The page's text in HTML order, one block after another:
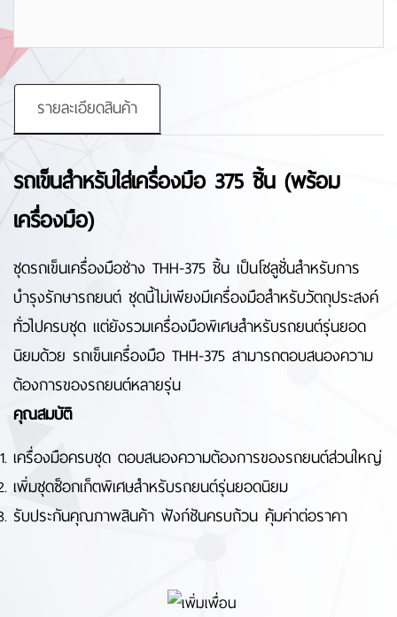
รายละเอียดสินค้า
รถเข็นสำหรับใส่เครื่องมือ 375 ชิ้น (พร้อม
เครื่องมือ)
ชุดรถเข็นเครื่องมือช่าง THH-375 ชิ้น เป็นโซลูชั่นสำหรับการ
บำรุงรักษารถยนต์ ชุดนี้ไม่เพียงมีเครื่องมือสำหรับวัตถุประสงค์
ทั่วไปครบชุด แต่ยังรวมเครื่องมือพิเศษสำหรับรถยนต์รุ่นยอด
นิยมด้วย รถเข็นเครื่องมือ THH-375 สามารถตอบสนองความ
ต้องการของรถยนต์หลายรุ่น
คุณสมบัติ
เครื่องมือครบชุด ตอบสนองความต้องการของรถยนต์ส่วนใหญ่
เพิ่มชุดซ็อกเก็ตพิเศษสำหรับรถยนต์รุ่นยอดนิยม
รับประกันคุณภาพสินค้า ฟังก์ชันครบถ้วน คุ้มค่าต่อราคา